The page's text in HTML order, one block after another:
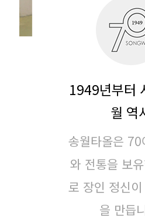
1949년부터
월 역
송월타올은
와 전통을 보
로 장인 정신
을 만듭